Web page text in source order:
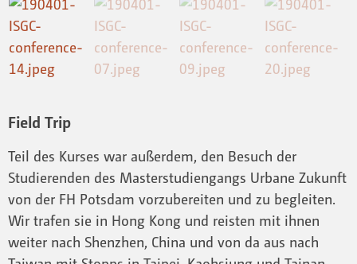
Field Trip
Teil des Kurses war außerdem, den Besuch der
Studierenden des Masterstudiengangs Urbane Zukunft
von der FH Potsdam vorzubereiten und zu begleiten.
Wir trafen sie in Hong Kong und reisten mit ihnen
weiter nach Shenzhen, China und von da aus nach